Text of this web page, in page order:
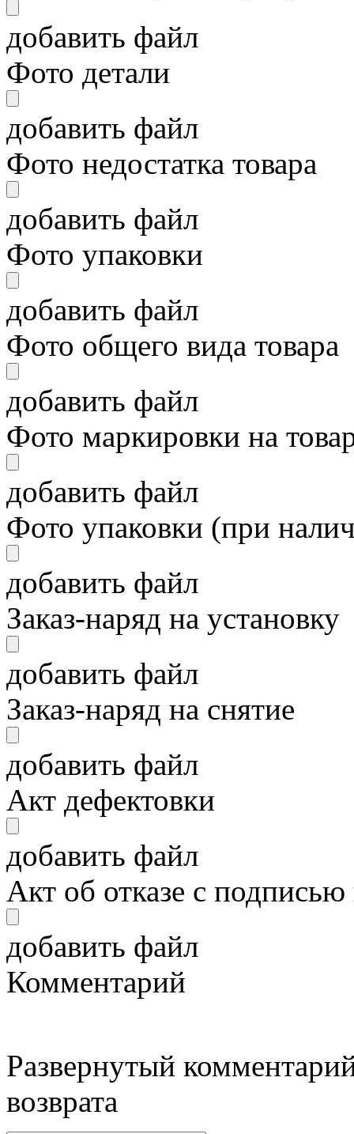
добавить файл
Фото детали
добавить файл
Фото недостатка товара
добавить файл
Фото упаковки
добавить файл
Фото общего вида товара
добавить файл
Фото маркировки на
добавить файл
Фото упаковки (при
добавить файл
Заказ-наряд на установку
добавить файл
Заказ-наряд на снятие
добавить файл
Акт дефектовки
добавить файл
Акт об отказе с
добавить файл
Комментарий
Развернутый
возврата